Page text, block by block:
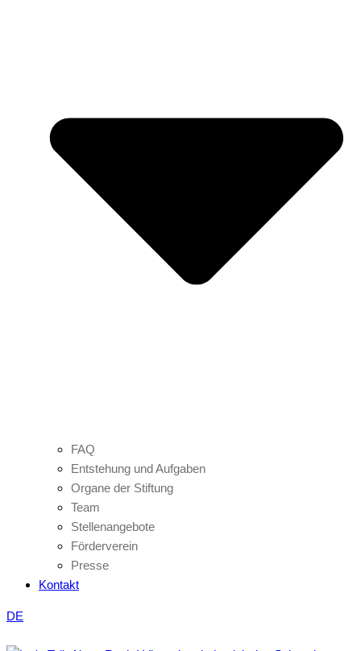
FAQ
Entstehung und Aufgaben
Organe der Stiftung
Team
Stellenangebote
Förderverein
Presse
Kontakt
DE